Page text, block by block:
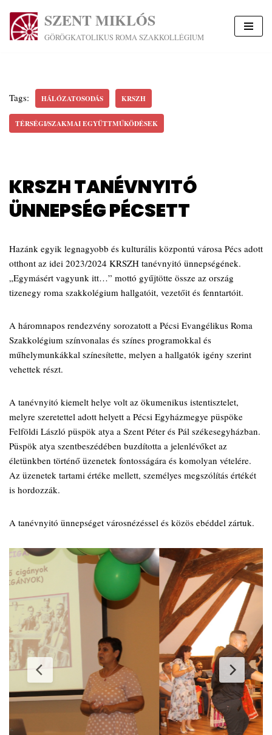
Skip
SZENT MIKLÓS
GÖRÖGKATOLIKUS ROMA SZAKKOLLÉGIUM
Tags: HÁLÓZATOSODÁS KRSZH
TÉRSÉGI/SZAKMAI EGYÜTTMŰKÖDÉSEK
KRSZH TANÉVNYITÓ
ÜNNEPSÉG PÉCSETT
Hazánk egyik legnagyobb és kulturális központú városa Pécs adott
otthont az idei 2023/2024 KRSZH tanévnyitó ünnepségének.
„Egymásért vagyunk itt…” mottó gyűjtötte össze az ország
tizenegy roma szakkolégium hallgatóit, vezetőit és fenntartóit.
A háromnapos rendezvény sorozatott a Pécsi Evangélikus Roma
Szakkolégium színvonalas és színes programokkal és
műhelymunkákkal színesítette, melyen a hallgatók igény szerint
vehettek részt.
A tanévnyitó kiemelt helye volt az ökumenikus istentisztelet,
melyre szeretettel adott helyett a Pécsi Egyházmegye püspöke
Felföldi László püspök atya a Szent Péter és Pál székesegyházban.
Püspök atya szentbeszédében buzdította a jelenlévőket az
életünkben történő üzenetek fontosságára és komolyan vételére.
Az üzenetek tartami értéke mellett, személyes megszólítás értékét
is hordozzák.
A tanévnyitó ünnepséget városnézéssel és közös ebéddel zártuk.